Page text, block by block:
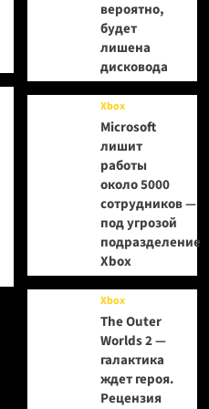
вероятно,
будет
лишена
дисковода
Xbox
Microsoft
лишит
работы
около 5000
сотрудников —
под угрозой
подразделение
Xbox
Xbox
The Outer
Worlds 2 —
галактика
ждет героя.
Рецензия